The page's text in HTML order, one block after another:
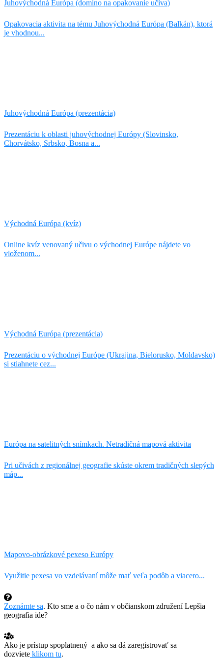
Juhovýchodná Európa (domino na opakovanie učiva)
Opakovacia aktivita na tému Juhovýchodná Európa (Balkán), ktorá
je vhodnou...
Juhovýchodná Európa (prezentácia)
Prezentáciu k oblasti juhovýchodnej Európy (Slovinsko,
Chorvátsko, Srbsko, Bosna a...
Východná Európa (kvíz)
Online kvíz venovaný učivu o východnej Európe nájdete vo
vloženom...
Východná Európa (prezentácia)
Prezentáciu o východnej Európe (Ukrajina, Bielorusko, Moldavsko)
si stiahnete cez...
Európa na satelitných snímkach. Netradičná mapová aktivita
Pri učivách z regionálnej geografie skúste okrem tradičných slepých
máp...
Mapovo-obrázkové pexeso Európy
Využitie pexesa vo vzdelávaní môže mať veľa podôb a viacero...
Zoznámte sa. Kto sme a o čo nám v občianskom združení Lepšia
geografia ide?
Ako je prístup spoplatnený a ako sa dá zaregistrovať sa
dozviete klikom tu.